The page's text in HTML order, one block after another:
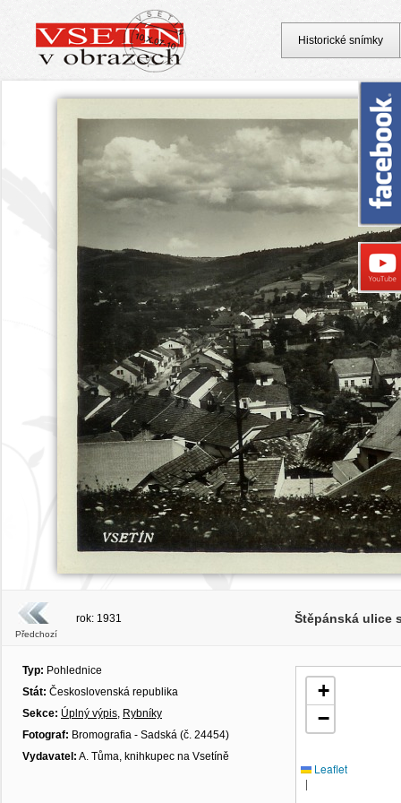
Předchozí
rok: 1931 Štěpánská ulice
Typ: Pohlednice
Stát: Československá republika
Sekce: Úplný výpis, Rybníky
Fotograf: Bromografia - Sadská (č. 24454)
Vydavatel: A. Tůma, knihkupec na Vsetíně
+
−
Leaflet
|
Historické snímky